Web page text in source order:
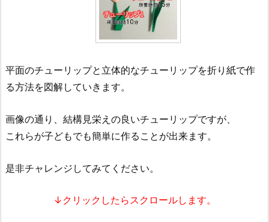
平面のチューリップと立体的なチューリップを折り紙で作
る方法を図解していきます。
画像の通り、結構見栄えの良いチューリップですが、
これらが子どもでも簡単に作ることが出来ます。
是非チャレンジしてみてください。
↓クリックしたらスクロールします。